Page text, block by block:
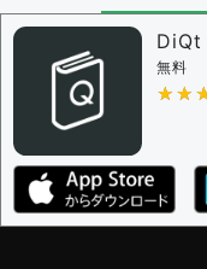
DiQt
無料